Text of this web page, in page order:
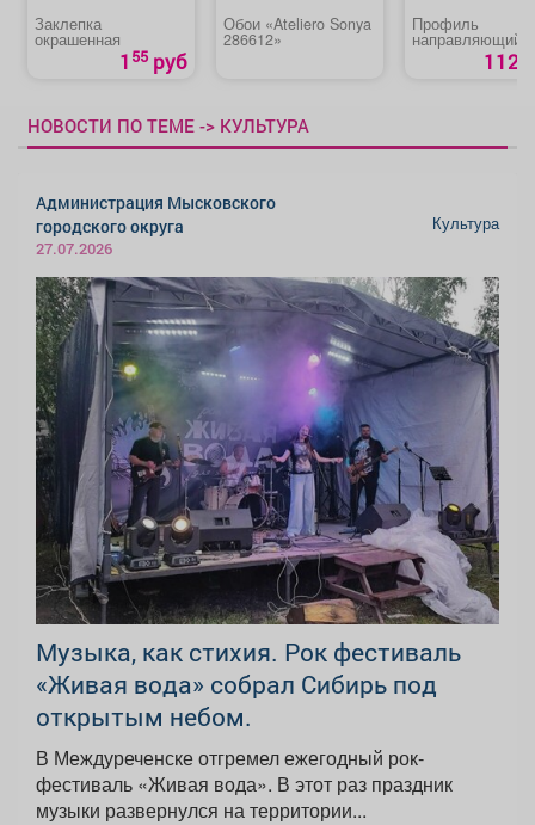
Заклепка
окрашенная
1 55 руб
Обои «Ateliero Sonya
286612»
Профиль
направляющий
112
НОВОСТИ ПО ТЕМЕ -> КУЛЬТУРА
Администрация Мысковского
городского округа
27.07.2026
Культура
Музыка, как стихия. Рок фестиваль
«Живая вода» собрал Сибирь под
открытым небом.
В Междуреченске отгремел ежегодный рок-
фестиваль «Живая вода». В этот раз праздник
музыки развернулся на территории...